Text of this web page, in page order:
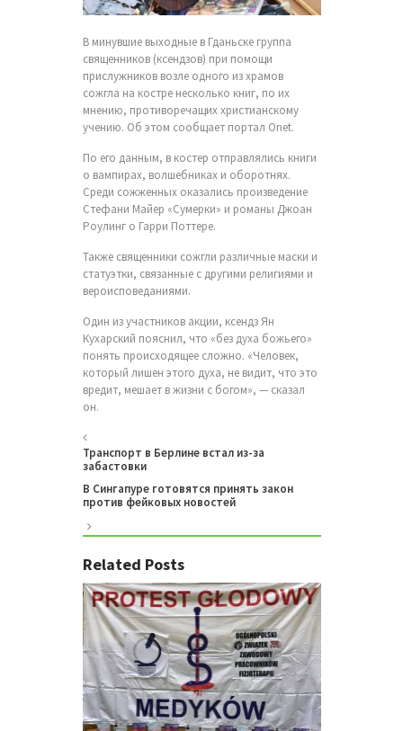
В минувшие выходные в Гданьске группа
священников (ксендзов) при помощи
прислужников возле одного из храмов
сожгла на костре несколько книг, по их
мнению, противоречащих христианскому
учению. Об этом сообщает портал Onet.
По его данным, в костер отправлялись книги
о вампирах, волшебниках и оборотнях.
Среди сожженных оказались произведение
Стефани Майер «Сумерки» и романы Джоан
Роулинг о Гарри Поттере.
Также священники сожгли различные маски и
статуэтки, связанные с другими религиями и
вероисповеданиями.
Один из участников акции, ксендз Ян
Кухарский пояснил, что «без духа божьего»
понять происходящее сложно. «Человек,
который лишен этого духа, не видит, что это
вредит, мешает в жизни с богом», — сказал
он.​
Транспорт в Берлине встал из-за
забастовки
В Сингапуре готовятся принять закон
против фейковых новостей
Related Posts